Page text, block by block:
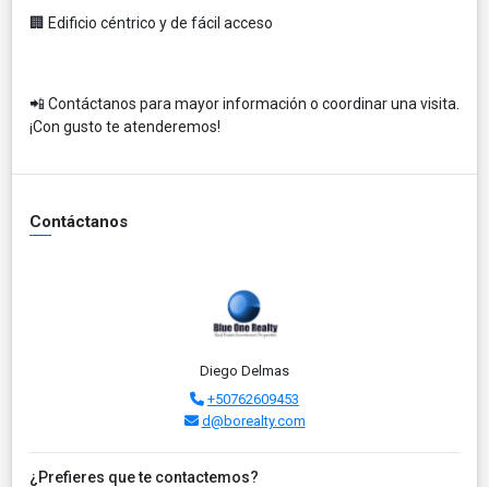
🏢 Edificio céntrico y de fácil acceso
📲 Contáctanos para mayor información o coordinar una visita.
¡Con gusto te atenderemos!
Contáctanos
Diego Delmas
+50762609453
d@borealty.com
¿Prefieres que te contactemos?